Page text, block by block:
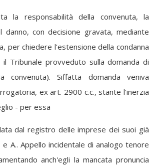
la responsabilità della convenuta, la
danno, con decisione gravata, mediante
per chiedere l'estensione della condanna
Tribunale provveduto sulla domanda di
convenuta). Siffatta domanda veniva
ex art. 2900 c.c., stante l'inerzia
- per essa
dal registro delle imprese dei suoi già
A.. Appello incidentale di analogo tenore
anch'egli la mancata pronuncia